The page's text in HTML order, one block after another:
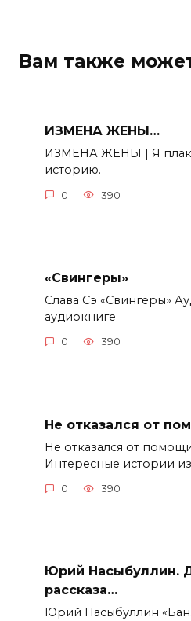
Вам также
ИЗМЕНА ЖЕНЫ…
ИЗМЕНА ЖЕНЫ | Я
историю.
0 390
«Свингеры»
Слава Сэ «Свингеры»
аудиокниге
0 390
Не отказался от
Не отказался от
Интересные истории
0 390
Юрий Насыбуллин.
рассказа…
Юрий Насыбуллин